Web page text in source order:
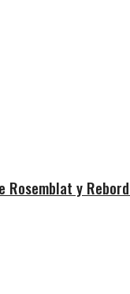
Rosemblat y